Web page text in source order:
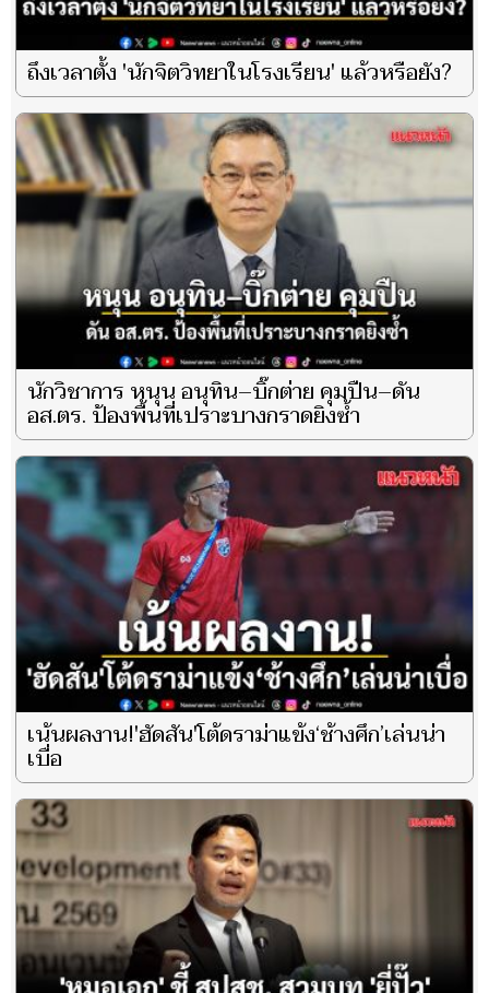
ถึงเวลาตั้ง 'นักจิตวิทยาในโรงเรียน' แล้วหรือยัง?
นักวิชาการ หนุน อนุทิน–บิ๊กต่าย คุมปืน–ดัน
อส.ตร. ป้องพื้นที่เปราะบางกราดยิงซ้ำ
เน้นผลงาน!'ฮัดสัน'โต้ดราม่าแข้ง‘ช้างศึก’เล่นน่า
เบื่อ